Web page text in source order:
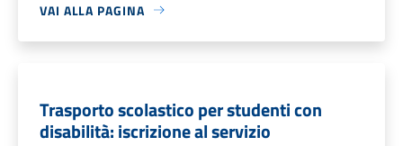
VAI ALLA PAGINA
Trasporto scolastico per studenti con
disabilità: iscrizione al servizio